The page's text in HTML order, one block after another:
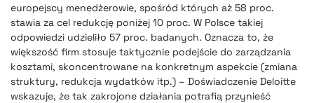
europejscy menedżerowie, spośród których aż 58 proc.
stawia za cel redukcję poniżej 10 proc. W Polsce takiej
odpowiedzi udzieliło 57 proc. badanych. Oznacza to, że
większość firm stosuje taktycznie podejście do zarządzania
kosztami, skoncentrowane na konkretnym aspekcie (zmiana
struktury, redukcja wydatków itp.) – Doświadczenie Deloitte
wskazuje, że tak zakrojone działania potrafią przynieść